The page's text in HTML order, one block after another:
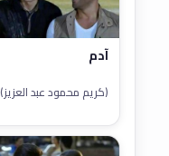
آدم
(كريم محمود عبد العزيز)